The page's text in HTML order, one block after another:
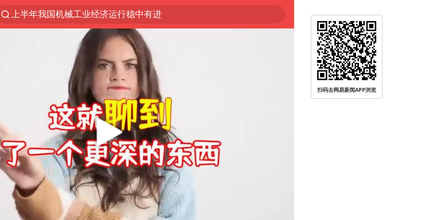
上半年我国机械工业经济运行稳中有进
泰国枪击案凶手先杀祖父母后行凶
汪峰阻止14岁女儿买大牌
我国货物贸易进出口超30万亿元
河南某医院2.33亿工程串标案细节披露
泰国校园枪击案死亡人数升至7人
王力宏演唱会黄牛带观众藏匿被查获
DeepSeek投资宇树科技意味什么
四川宜宾市高县发生4.9级地震
国防部：坚决反制任何闹海挑衅图谋
“立秋的第一杯奶茶”又爆单了
扫码去网易新闻APP浏览